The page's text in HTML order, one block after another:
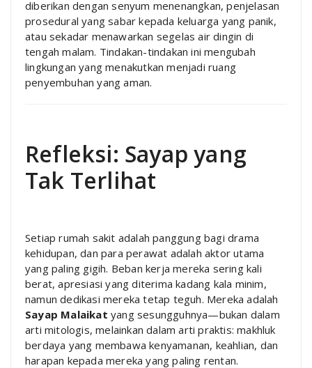
diberikan dengan senyum menenangkan, penjelasan
prosedural yang sabar kepada keluarga yang panik,
atau sekadar menawarkan segelas air dingin di
tengah malam. Tindakan-tindakan ini mengubah
lingkungan yang menakutkan menjadi ruang
penyembuhan yang aman.
Refleksi: Sayap yang
Tak Terlihat
Setiap rumah sakit adalah panggung bagi drama
kehidupan, dan para perawat adalah aktor utama
yang paling gigih. Beban kerja mereka sering kali
berat, apresiasi yang diterima kadang kala minim,
namun dedikasi mereka tetap teguh. Mereka adalah
Sayap Malaikat yang sesungguhnya—bukan dalam
arti mitologis, melainkan dalam arti praktis: makhluk
berdaya yang membawa kenyamanan, keahlian, dan
harapan kepada mereka yang paling rentan.